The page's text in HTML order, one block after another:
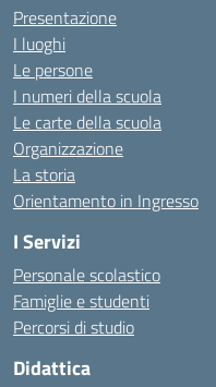
Presentazione
I luoghi
Le persone
I numeri della scuola
Le carte della scuola
Organizzazione
La storia
Orientamento in Ingresso
I Servizi
Personale scolastico
Famiglie e studenti
Percorsi di studio
Didattica